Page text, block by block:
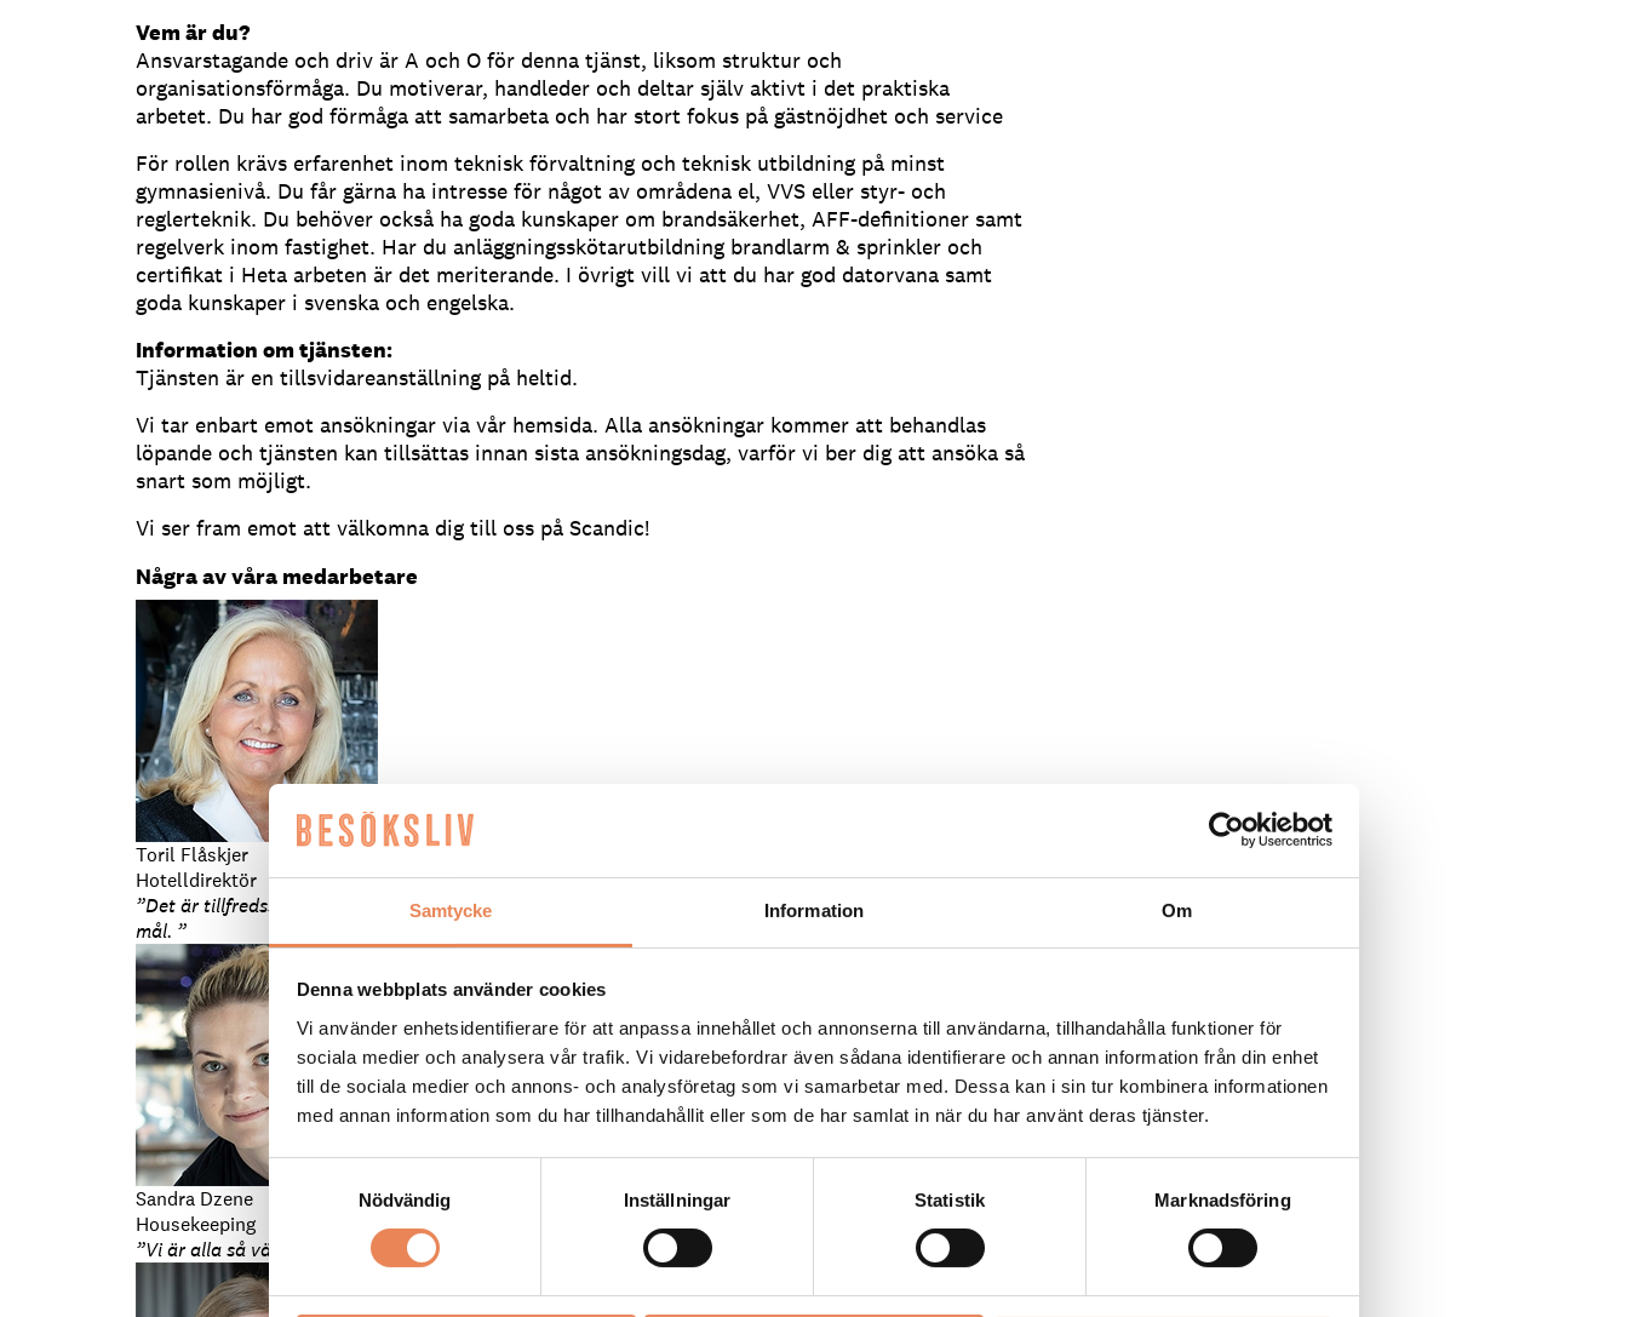
Samtycke Information Om
Denna webbplats använder cookies
Vi använder enhetsidentifierare för att anpassa innehållet och annonserna till användarna, tillhandahålla funktioner för
sociala medier och analysera vår trafik. Vi vidarebefordrar även sådana identifierare och annan information från din enhet
till de sociala medier och annons- och analysföretag som vi samarbetar med. Dessa kan i sin tur kombinera informationen
med annan information som du har tillhandahållit eller som de har samlat in när du har använt deras tjänster.
Samtyckesval
Nödvändig
Inställningar Statistik Marknadsföring
Vem är du?
Ansvarstagande och driv är A och O för denna tjänst, liksom struktur och
organisationsförmåga. Du motiverar, handleder och deltar själv aktivt i det praktiska
arbetet. Du har god förmåga att samarbeta och har stort fokus på gästnöjdhet och service
För rollen krävs erfarenhet inom teknisk förvaltning och teknisk utbildning på minst
gymnasienivå. Du får gärna ha intresse för något av områdena el, VVS eller styr- och
reglerteknik. Du behöver också ha goda kunskaper om brandsäkerhet, AFF-definitioner samt
regelverk inom fastighet. Har du anläggningsskötarutbildning brandlarm & sprinkler och
certifikat i Heta arbeten är det meriterande. I övrigt vill vi att du har god datorvana samt
goda kunskaper i svenska och engelska.
Information om tjänsten:
Tjänsten är en tillsvidareanställning på heltid.
Vi tar enbart emot ansökningar via vår hemsida. Alla ansökningar kommer att behandlas
löpande och tjänsten kan tillsättas innan sista ansökningsdag, varför vi ber dig att ansöka så
snart som möjligt.
Vi ser fram emot att välkomna dig till oss på Scandic!
Några av våra medarbetare
Toril Flåskjer
Hotelldirektör
”Det är tillfredsställande att se potentialen hos mina medarbetare, ge dem verktyg att växa och nå sina
mål. ”
Sandra Dzene
Housekeeping
”Vi är alla så vänliga mot varandra, alla känner sig respekterade och uppskattade för sin insats.”